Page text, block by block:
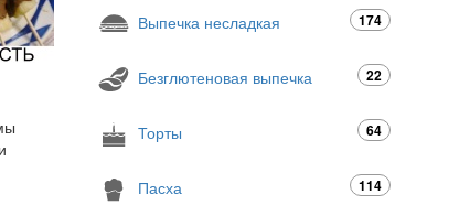
Выпечка несладкая 174
Безглютеновая выпечка 22
Торты 64
Пасха 114